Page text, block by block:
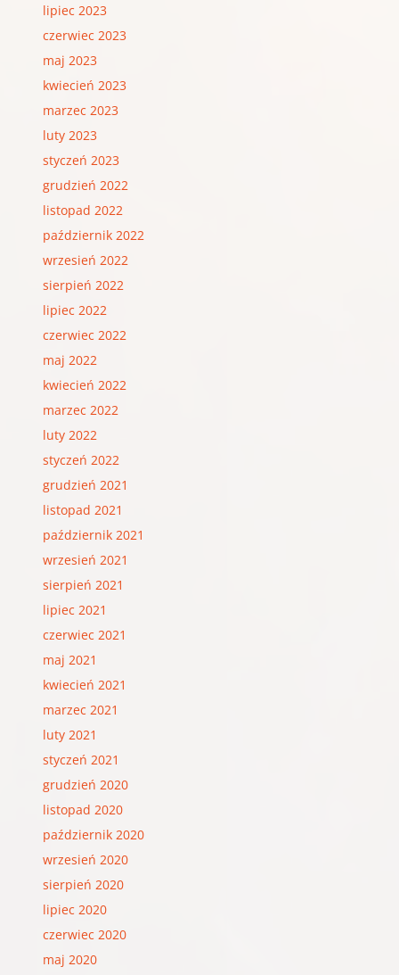
lipiec 2023
czerwiec 2023
maj 2023
kwiecień 2023
marzec 2023
luty 2023
styczeń 2023
grudzień 2022
listopad 2022
październik 2022
wrzesień 2022
sierpień 2022
lipiec 2022
czerwiec 2022
maj 2022
kwiecień 2022
marzec 2022
luty 2022
styczeń 2022
grudzień 2021
listopad 2021
październik 2021
wrzesień 2021
sierpień 2021
lipiec 2021
czerwiec 2021
maj 2021
kwiecień 2021
marzec 2021
luty 2021
styczeń 2021
grudzień 2020
listopad 2020
październik 2020
wrzesień 2020
sierpień 2020
lipiec 2020
czerwiec 2020
maj 2020